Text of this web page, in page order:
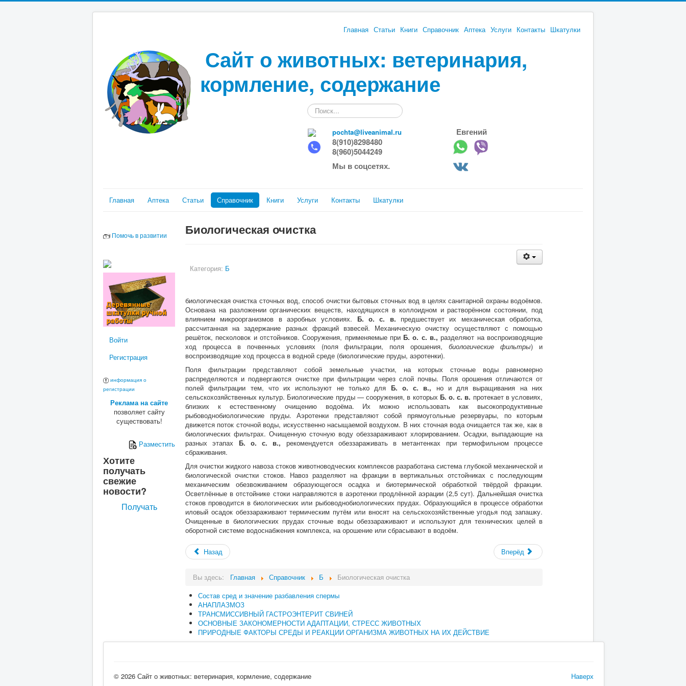
Главная Статьи Книги Справочник Аптека Услуги Контакты Шкатулки
Сайт о животных: ветеринария,
кормление, содержание
Искать...
pochta@liveanimal.ru
Евгений
8(910)8298480
8(960)5044249
Мы в соцсетях.
Главная Аптека Статьи Справочник Книги Услуги Контакты Шкатулки
Помочь в развитии
Войти
Регистрация
информация о
регистрации
Реклама на сайте
позволяет сайту
существовать!
Разместить
Хотите
получать
свежие
новости?
Получать
Биологическая очистка
Категория: Б
биологическая очистка сточных вод, способ очистки бытовых сточных вод в целях санитарной охраны водоёмов.
Основана на разложении органических веществ, находящихся в коллоидном и растворённом состоянии, под
влиянием микроорганизмов в аэробных условиях. Б. о. с. в. предшествует их механическая обработка,
рассчитанная на задержание разных фракций взвесей. Механическую очистку осуществляют с помощью
решёток, песколовок и отстойников. Сооружения, применяемые приБ. о. с. в., разделяют на воспроизводящие
ход процесса в почвенных условиях (поля фильтрации, поля орошения,биологические фильтры) и
воспроизводящие ход процесса в водной среде (биологические пруды, аэротенки).
Поля фильтрации представляют собой земельные участки, на которых сточные воды равномерно
распределяются и подвергаются очистке при фильтрации через слой почвы. Поля орошения отличаются от
полей фильтрации тем, что их используют не только для Б. о. с. в., но и для выращивания на них
сельскохозяйственных культур. Биологические пруды — сооружения, в которых Б. о. с. в. протекает в условиях,
близких к естественному очищению водоёма. Их можно использовать как высокопродуктивные
рыбоводнобиологические пруды. Аэротенки представляют собой прямоугольные резервуары, по которым
движется поток сточной воды, искусственно насыщаемой воздухом. В них сточная вода очищается так же, как в
биологических фильтрах. Очищенную сточную воду обеззараживают хлорированием. Осадки, выпадающие на
разных этапах Б. о. с. в., рекомендуется обеззараживать в метантенках при термофильном процессе
сбраживания.
Для очистки жидкого навоза стоков животноводческих комплексов разработана система глубокой механической и
биологической очистки стоков. Навоз разделяют на фракции в вертикальных отстойниках с последующим
механическим обезвоживанием образующегося осадка и биотермической обработкой твёрдой фракции.
Осветлённые в отстойнике стоки направляются в аэротенки продлённой аэрации (2,5 сут). Дальнейшая очистка
стоков проводится в биологических или рыбоводнобиологических прудах. Образующийся в процессе обработки
иловый осадок обеззараживают термическим путём или вносят на сельскохозяйственные угодья под запашку.
Очищенные в биологических прудах сточные воды обеззараживают и используют для технических целей в
оборотной системе водоснабжения комплекса, на орошение или сбрасывают в водоём.
Назад Вперёд
Вы здесь: Главная Справочник Б
Биологическая очистка
Состав сред и значение разбавления спермы
АНАПЛАЗМОЗ
ТРАНСМИССИВНЫЙ ГАСТРОЭНТЕРИТ СВИНЕЙ
ОСНОВНЫЕ ЗАКОНОМЕРНОСТИ АДАПТАЦИИ, СТРЕСС ЖИВОТНЫХ
ПРИРОДНЫЕ ФАКТОРЫ СРЕДЫ И РЕАКЦИИ ОРГАНИЗМА ЖИВОТНЫХ НА ИХ ДЕЙСТВИЕ
Наверх
© 2026 Сайт о животных: ветеринария, кормление, содержание